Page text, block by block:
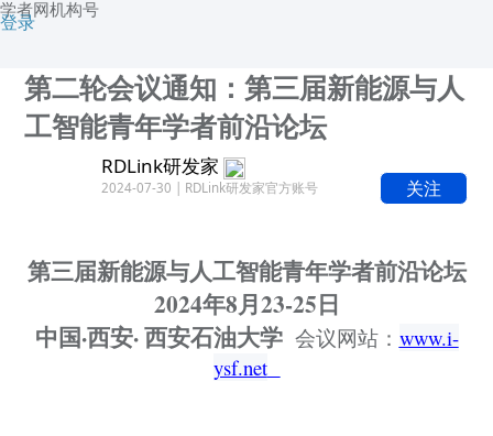
学者网机构号
登录
第二轮会议通知：第三届新能源与人
工智能青年学者前沿论坛
RDLink研发家
2024-07-30 | RDLink研发家官方账号 关注
第三届新能源与人工智能青年学者前沿论坛
2024年8月23-25日
中国·西安· 西安石油大学 会议网站： www.i-
ysf.net